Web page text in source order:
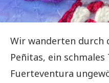
Wir wanderten durch
Peñitas, ein
Fuerteventura